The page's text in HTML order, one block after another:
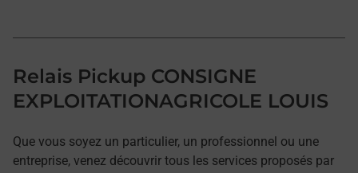
Relais Pickup CONSIGNE
EXPLOITATIONAGRICOLE LOUIS
Que vous soyez un particulier, un professionnel ou une
entreprise, venez découvrir tous les services proposés par